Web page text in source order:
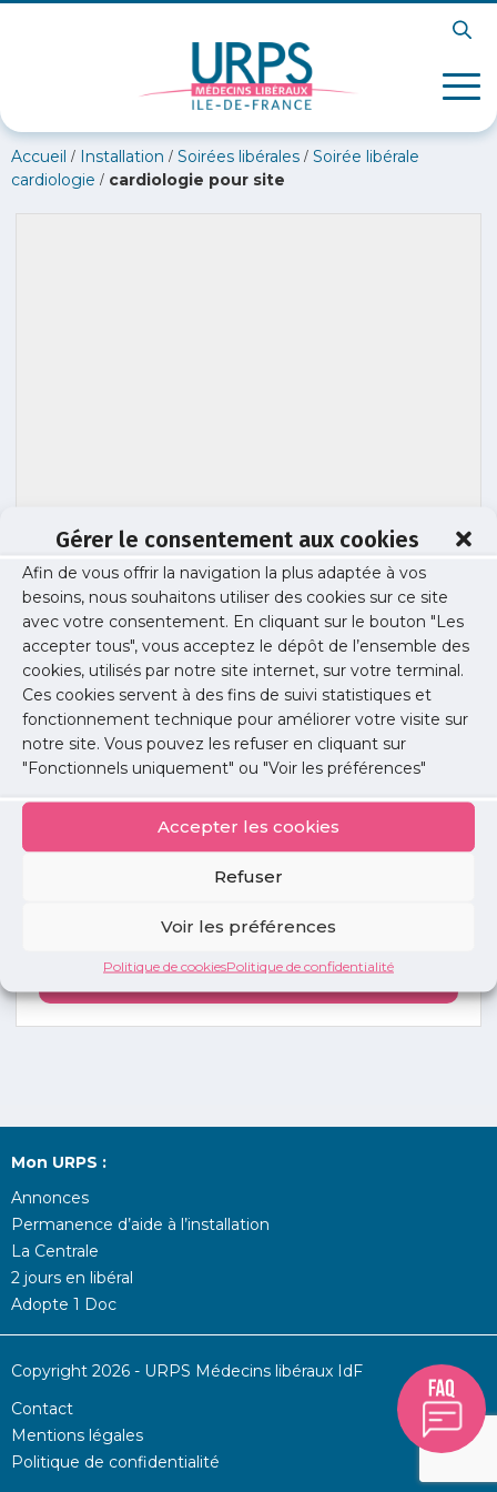
Gérer le consentement aux cookies
Afin de vous offrir la navigation la plus adaptée à vos
besoins, nous souhaitons utiliser des cookies sur ce site
avec votre consentement. En cliquant sur le bouton "Les
accepter tous", vous acceptez le dépôt de l’ensemble des
cookies, utilisés par notre site internet, sur votre terminal.
Ces cookies servent à des fins de suivi statistiques et
fonctionnement technique pour améliorer votre visite sur
notre site. Vous pouvez les refuser en cliquant sur
"Fonctionnels uniquement" ou "Voir les préférences"
Accepter les cookies
Refuser
Voir les préférences
Politique de cookiesPolitique de confidentialité
Accueil / Installation / Soirées libérales / Soirée libérale
cardiologie / cardiologie pour site
cardiologie pour site
Publié le : 25 mars 2025
Partager cet article :
annonces
Mon URPS :
Annonces
Permanence d’aide à l’installation
La Centrale
2 jours en libéral
Adopte 1 Doc
Copyright 2026 - URPS Médecins libéraux IdF
Contact
Mentions légales
Politique de confidentialité